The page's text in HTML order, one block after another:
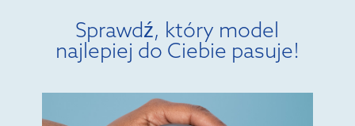
Sprawdź, który model
najlepiej do Ciebie pasuje!